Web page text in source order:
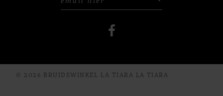
© 2026 BRUIDSWINKEL LA TIARA LA TIARA